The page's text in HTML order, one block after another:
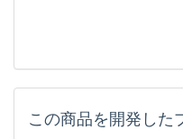
この商品を開発した